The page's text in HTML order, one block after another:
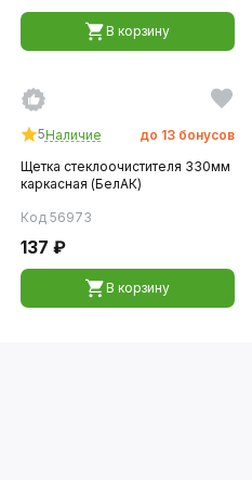
В корзину
5Наличие до 13 бонусов
Щетка стеклоочистителя 330мм
каркасная (БелАК)
Код 56973
137 ₽
В корзину